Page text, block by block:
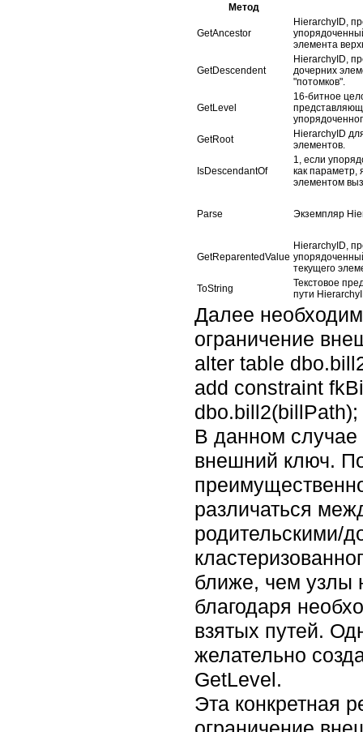
Метод
GetAncestor
HierarchyID,
элемента
GetDescendent
HierarchyID,
дочерних
"потомков".
GetLevel
16-битное
GetRoot
HierarchyID
элементов.
IsDescendantOf
1, если
как параметр,
элементом
Parse Экземпляр
GetReparentedValue
HierarchyID,
текущего
ToString
Текстовое
пути
Далее
ограничение
alter table
add constraint
dbo.bill2(billPath);
В данном случае
внешний ключ.
различаться
родительскими/
ближе, чем узлы
благодаря
взятых путей.
желательно
GetLevel.
Эта конкретная